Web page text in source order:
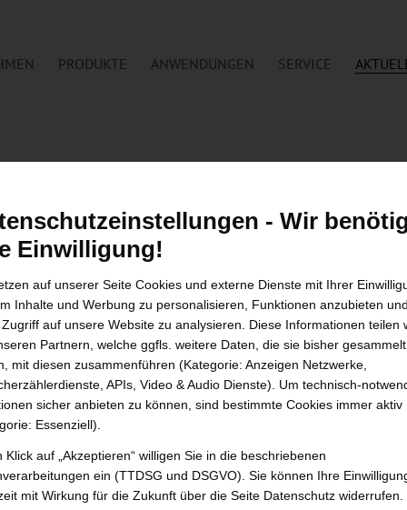
PRODUKTE ANWENDUNGEN SERVICE
BEGRÜSST DREI
NDUSTRIEMECHANIKER
sind jetzt beim Maschinenbauunternehmen
Jahren international agierende Hersteller
die Ausbildung eigener Nachwuchskräfte. „Wir
wir unseren Nachwuchs selbst
- Wir
Einwilligung!
auf unserer Seite Cookies und externe Dienste mit Ihrer
Inhalte und Werbung zu personalisieren, Funktionen anzubieten und
auf unsere Website zu analysieren. Diese Informationen teilen
Partnern, welche ggfls. weitere Daten, die sie bisher gesammelt
mit diesen zusammenführen (Kategorie: Anzeigen Netzwerke,
APIs, Video & Audio Dienste). Um technisch-
sicher anbieten zu können, sind bestimmte Cookies immer aktiv
Essenziell).
Klick auf „Akzeptieren“ willigen Sie in die beschriebenen
ein (TTDSG und DSGVO). Sie können Ihre
mit Wirkung für die Zukunft über die Seite Datenschutz widerrufen.